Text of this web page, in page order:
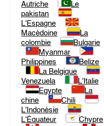
Autriche
Le
pakistan
L'Espagne
Macédoine
La
colombie
Bulgarie
Myanmar
Philippines
Belize
La Belgique
Venezuela
L'Italie
Egypte
La
chine
Chili
L'Indonésie
L'Équateur
Chypre